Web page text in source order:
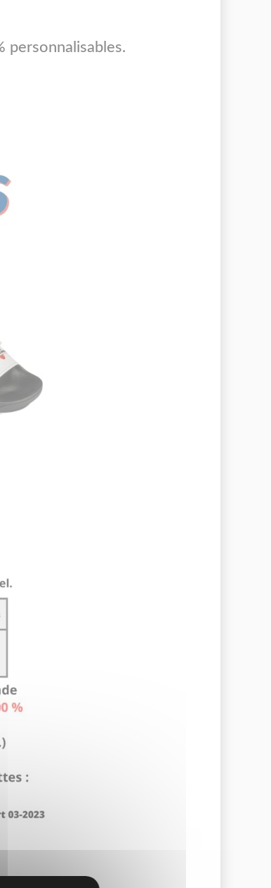
personnalisables.